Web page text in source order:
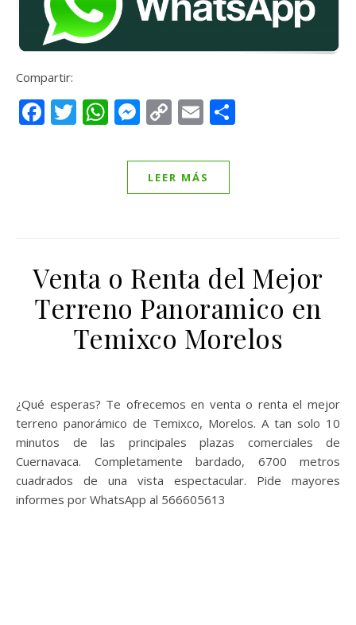
Compartir:
Facebook
Twitter
WhatsApp
Messenger
CopyEmail
LEER MÁS
Venta o Renta del Mejor
Terreno Panoramico en
Temixco Morelos
¿Qué esperas? Te ofrecemos en venta o renta el mejor
terreno panorámico de Temixco, Morelos. A tan solo 10
minutos de las principales plazas comerciales de
Cuernavaca. Completamente bardado, 6700 metros
cuadrados de una vista espectacular. Pide mayores
informes por WhatsApp al 566605613